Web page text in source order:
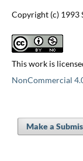
Copyright (c) 1993
This work is
NonCommercial
Make a